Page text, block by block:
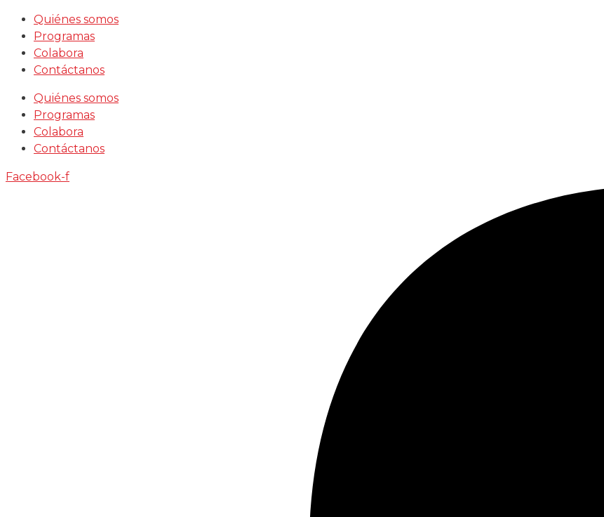
Saltar
contenido
Quiénes somos
Programas
Colabora
Contáctanos
Quiénes somos
Programas
Colabora
Contáctanos
Facebook-f